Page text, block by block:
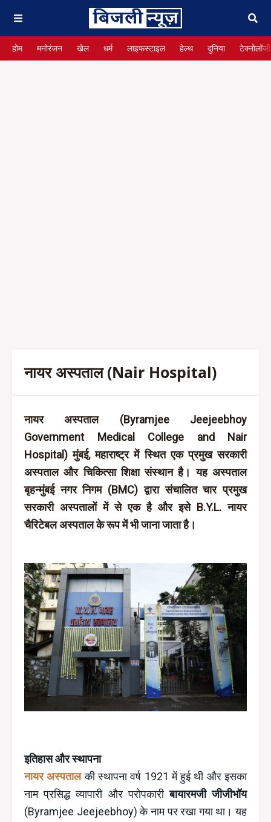
होम मनोरंजन खेल धर्म लाइफस्टाइल हेल्थ दुनिया टेक्नोलॉजी
नायर अस्पताल (Nair Hospital)
नायर अस्पताल (Byramjee Jeejeebhoy
Government Medical College and Nair
Hospital) मुंबई, महाराष्ट्र में स्थित एक प्रमुख सरकारी
अस्पताल और चिकित्सा शिक्षा संस्थान है। यह अस्पताल
बृहन्मुंबई नगर निगम (BMC) द्वारा संचालित चार प्रमुख
सरकारी अस्पतालों में से एक है और इसे B.Y.L. नायर
चैरिटेबल अस्पताल के रूप में भी जाना जाता है।
इतिहास और स्थापना
नायर अस्पतालकी स्थापना वर्ष 1921 में हुई थी और इसका
नाम प्रसिद्ध व्यापारी और परोपकारीबायारमजी जीजीभॉय
(Byramjee Jeejeebhoy) के नाम पर रखा गया था। यह